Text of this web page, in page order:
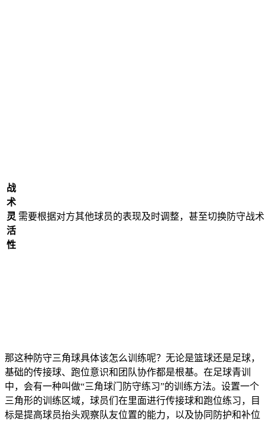
战
术
灵
活
性
需要根据对方其他球员的表现及时调整，甚至切换防守战术
那这种防守三角球具体该怎么训练呢？无论是篮球还是足球，
基础的传接球、跑位意识和团队协作都是根基。在足球青训
中，会有一种叫做“三角球门防守练习”的训练方法。设置一个
三角形的训练区域，球员们在里面进行传接球和跑位练习，目
标是提高球员抬头观察队友位置的能力，以及协同防护和补位